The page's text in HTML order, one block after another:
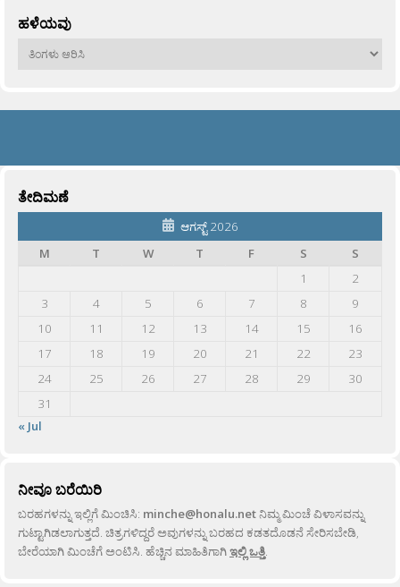
ಹಳೆಯವು
ಹಳೆಯವು
ತೇದಿಮಣೆ
ಆಗಸ್ಟ್ 2026
M
T W T F S
S
1
2
3
4 5 6 7 8
9
10
11 12 13 14 15
16
17
18 19 20 21 22
23
24
25 26 27 28 29
30
31
« Jul
ನೀವೂ ಬರೆಯಿರಿ
ಬರಹಗಳನ್ನು ಇಲ್ಲಿಗೆ ಮಿಂಚಿಸಿ: minche@honalu.netನಿಮ್ಮ ಮಿಂಚೆ ವಿಳಾಸವನ್ನು
ಗುಟ್ಟಾಗಿಡಲಾಗುತ್ತದೆ. ಚಿತ್ರಗಳಿದ್ದರೆ ಅವುಗಳನ್ನು ಬರಹದ ಕಡತದೊಡನೆ ಸೇರಿಸಬೇಡಿ,
ಬೇರೆಯಾಗಿ ಮಿಂಚೆಗೆ ಅಂಟಿಸಿ. ಹೆಚ್ಚಿನ ಮಾಹಿತಿಗಾಗಿಇಲ್ಲಿ ಒತ್ತಿ.